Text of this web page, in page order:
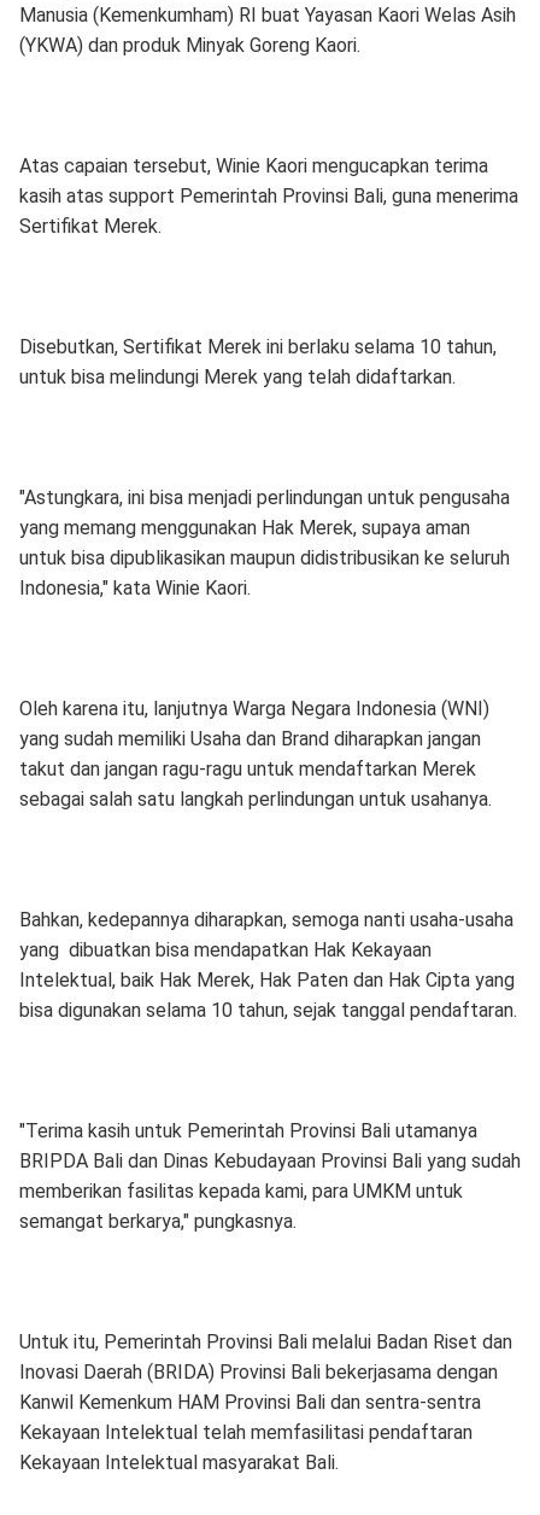
Manusia (Kemenkumham) RI buat Yayasan Kaori Welas Asih
(YKWA) dan produk Minyak Goreng Kaori.
Atas capaian tersebut, Winie Kaori mengucapkan terima
kasih atas support Pemerintah Provinsi Bali, guna menerima
Sertifikat Merek.
Disebutkan, Sertifikat Merek ini berlaku selama 10 tahun,
untuk bisa melindungi Merek yang telah didaftarkan.
"Astungkara, ini bisa menjadi perlindungan untuk pengusaha
yang memang menggunakan Hak Merek, supaya aman
untuk bisa dipublikasikan maupun didistribusikan ke seluruh
Indonesia," kata Winie Kaori.
Oleh karena itu, lanjutnya Warga Negara Indonesia (WNI)
yang sudah memiliki Usaha dan Brand diharapkan jangan
takut dan jangan ragu-ragu untuk mendaftarkan Merek
sebagai salah satu langkah perlindungan untuk usahanya.
Bahkan, kedepannya diharapkan, semoga nanti usaha-usaha
yang dibuatkan bisa mendapatkan Hak Kekayaan
Intelektual, baik Hak Merek, Hak Paten dan Hak Cipta yang
bisa digunakan selama 10 tahun, sejak tanggal pendaftaran.
"Terima kasih untuk Pemerintah Provinsi Bali utamanya
BRIPDA Bali dan Dinas Kebudayaan Provinsi Bali yang sudah
memberikan fasilitas kepada kami, para UMKM untuk
semangat berkarya," pungkasnya.
Untuk itu, Pemerintah Provinsi Bali melalui Badan Riset dan
Inovasi Daerah (BRIDA) Provinsi Bali bekerjasama dengan
Kanwil Kemenkum HAM Provinsi Bali dan sentra-sentra
Kekayaan Intelektual telah memfasilitasi pendaftaran
Kekayaan Intelektual masyarakat Bali.